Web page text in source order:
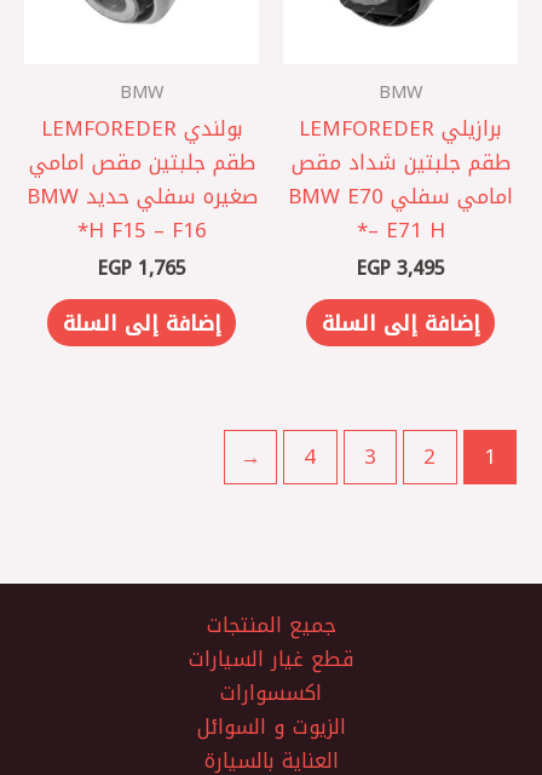
BMW
برازيلي LEMFOREDER
طقم جلبتين شداد مقص
امامي سفلي BMW E70
– E71 H*
EGP3,495
إضافة إلى السلة
BMW
بولندي LEMFOREDER
طقم جلبتين مقص امامي
صغيره سفلي حديد BMW
F15 – F16 ‏H*
EGP1,765
إضافة إلى السلة
1
2
3
4
←
جميع المنتجات
قطع غيار السيارات
اكسسوارات
الزيوت و السوائل
العناية بالسيارة